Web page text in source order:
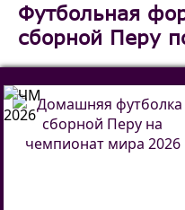
Футбольная
сборной Перу